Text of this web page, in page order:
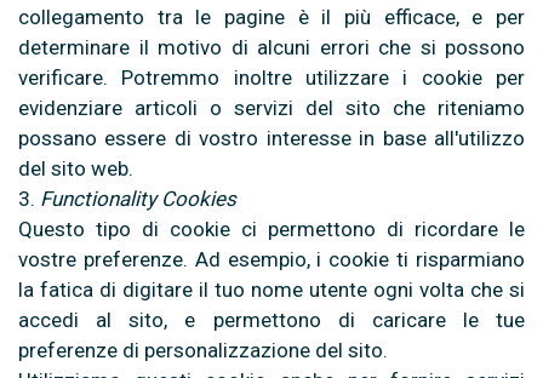
collegamento tra le pagine è il più efficace, e per
determinare il motivo di alcuni errori che si possono
verificare. Potremmo inoltre utilizzare i cookie per
evidenziare articoli o servizi del sito che riteniamo
possano essere di vostro interesse in base all'utilizzo
del sito web.
3. Functionality Cookies
Questo tipo di cookie ci permettono di ricordare le
vostre preferenze. Ad esempio, i cookie ti risparmiano
la fatica di digitare il tuo nome utente ogni volta che si
accedi al sito, e permettono di caricare le tue
preferenze di personalizzazione del sito.